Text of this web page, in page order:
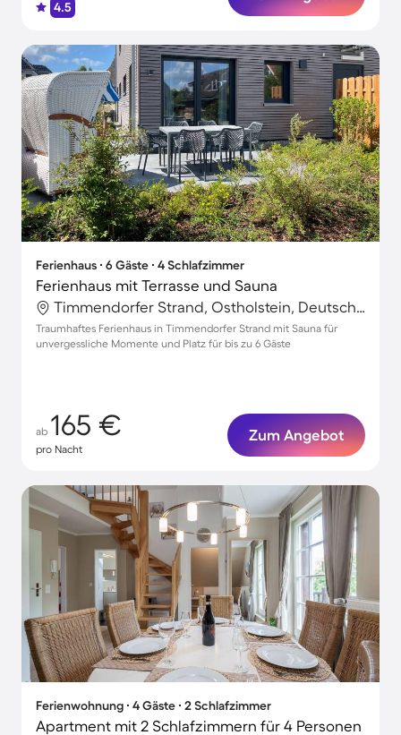
4.5
Ferienhaus ∙ 6 Gäste ∙ 4 Schlafzimmer
Ferienhaus mit Terrasse und Sauna
Timmendorfer Strand, Ostholstein, Deutschland
Traumhaftes Ferienhaus in Timmendorfer Strand mit Sauna für
unvergessliche Momente und Platz für bis zu 6 Gäste
ab 165 €
pro Nacht
Zum Angebot
Ferienwohnung ∙ 4 Gäste ∙ 2 Schlafzimmer
Apartment mit 2 Schlafzimmern für 4 Personen